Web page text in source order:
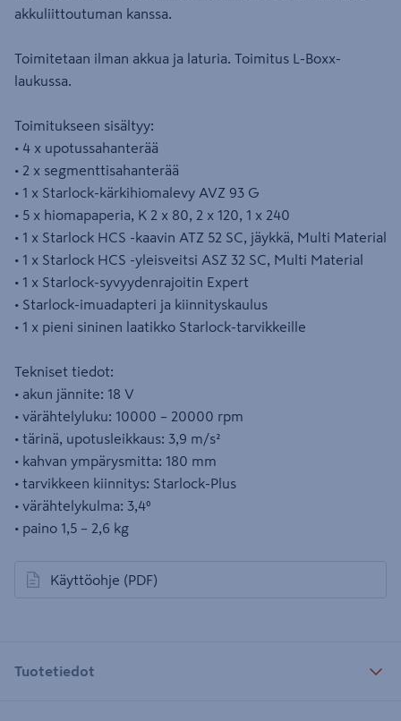
akkuliittoutuman kanssa.
Toimitetaan ilman akkua ja laturia. Toimitus L-Boxx-
laukussa.
Toimitukseen sisältyy:
• 4 x upotussahanterää
• 2 x segmenttisahanterää
• 1 x Starlock-kärkihiomalevy AVZ 93 G
• 5 x hiomapaperia, K 2 x 80, 2 x 120, 1 x 240
• 1 x Starlock HCS -kaavin ATZ 52 SC, jäykkä, Multi Material
• 1 x Starlock HCS -yleisveitsi ASZ 32 SC, Multi Material
• 1 x Starlock-syvyydenrajoitin Expert
• Starlock-imuadapteri ja kiinnityskaulus
• 1 x pieni sininen laatikko Starlock-tarvikkeille
Tekniset tiedot:
• akun jännite: 18 V
• värähtelyluku: 10000 – 20000 rpm
• tärinä, upotusleikkaus: 3,9 m/s²
• kahvan ympärysmitta: 180 mm
• tarvikkeen kiinnitys: Starlock-Plus
• värähtelykulma: 3,4⁰
• paino 1,5 – 2,6 kg
Käyttöohje (PDF)
avautuu uuteen välilehteen
Tuotetiedot